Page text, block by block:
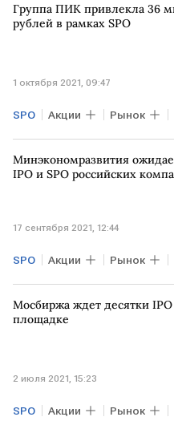
Группа ПИК привлекла 36
рублей в рамках SPO
1 октября 2021, 09:47
SPO Акции Рынок
Минэкономразвития
IPO и SPO российских
17 сентября 2021, 12:44
SPO Акции Рынок
Минэкономразвития РФ
Мосбиржа ждет десятки IPO
площадке
2 июля 2021, 15:23
SPO Акции Рынок